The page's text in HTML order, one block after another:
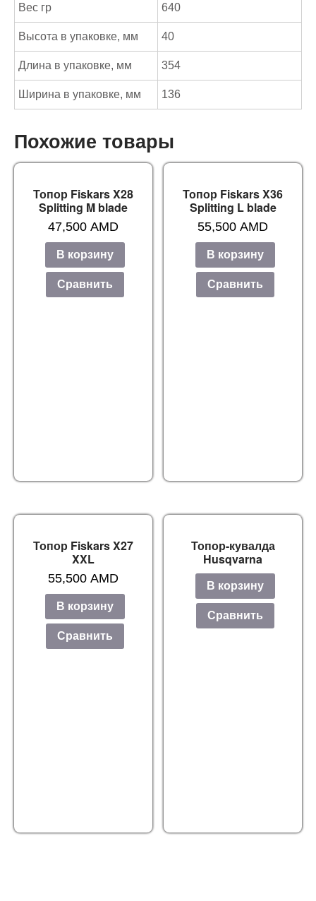
Вес гр 640
Высота в упаковке, мм 40
Длина в упаковке, мм 354
Ширина в упаковке, мм 136
Похожие товары
Топор Fiskars X28
Splitting M blade
47,500 AMD
В корзину
Сравнить
Топор Fiskars X36
Splitting L blade
55,500AMD
В корзину
Сравнить
Топор Fiskars X27
XXL
55,500 AMD
В корзину
Сравнить
Топор-кувалда
Husqvarna
В корзину
Сравнить